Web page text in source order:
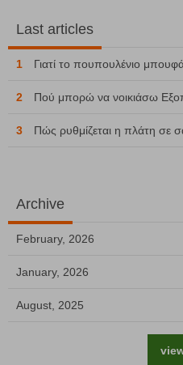
Last articles
1 Γιατί το πουπουλένιο
2 Πού μπορώ να νοικιάσω
3 Πώς ρυθμίζεται η πλάτη σε
Archive
February, 2026
January, 2026
August, 2025